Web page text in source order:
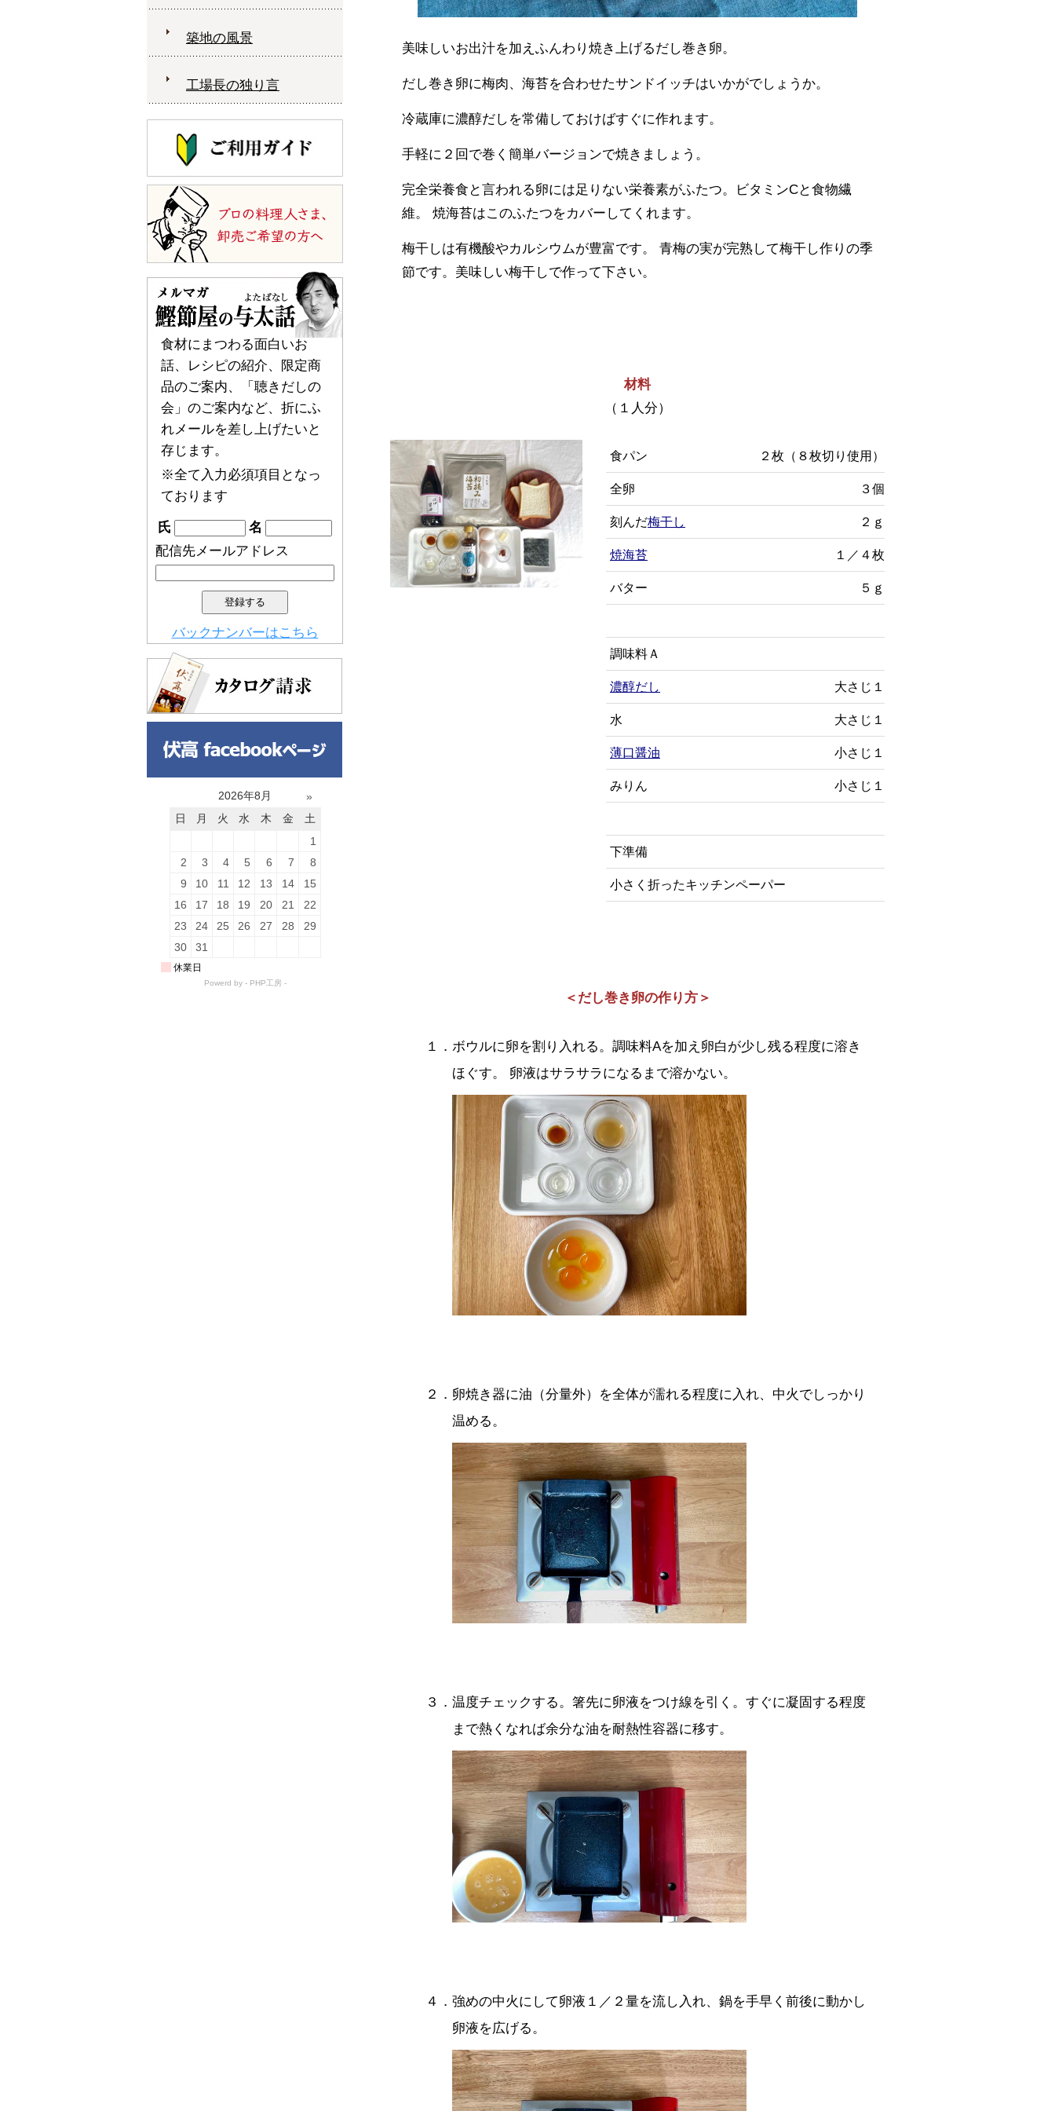
美味しいお出汁を加えふんわり焼き上げるだし巻き卵。
だし巻き卵に梅肉、海苔を合わせたサンドイッチはいかがでしょうか。
冷蔵庫に濃醇だしを常備しておけばすぐに作れます。
手軽に２回で巻く簡単バージョンで焼きましょう。
完全栄養食と言われる卵には足りない栄養素がふたつ。ビタミンCと食物繊
維。 焼海苔はこのふたつをカバーしてくれます。
梅干しは有機酸やカルシウムが豊富です。 青梅の実が完熟して梅干し作りの季
節です。美味しい梅干しで作って下さい。
材料
（１人分）
食パン ２枚（８枚切り使用）
全卵 ３個
刻んだ梅干し ２ｇ
焼海苔 １／４枚
バター ５ｇ
調味料Ａ
濃醇だし 大さじ１
水 大さじ１
薄口醤油 小さじ１
みりん 小さじ１
下準備
小さく折ったキッチンペーパー
＜だし巻き卵の作り方＞
１．ボウルに卵を割り入れる。調味料Aを加え卵白が少し残る程度に溶き
ほぐす。 卵液はサラサラになるまで溶かない。
２．卵焼き器に油（分量外）を全体が濡れる程度に入れ、中火でしっかり
温める。
３．温度チェックする。箸先に卵液をつけ線を引く。すぐに凝固する程度
まで熱くなれば余分な油を耐熱性容器に移す。
４．強めの中火にして卵液１／２量を流し入れ、鍋を手早く前後に動かし
卵液を広げる。
築地の風景
工場長の独り言
食材にまつわる面白いお
話、レシピの紹介、限定商
品のご案内、「聴きだしの
会」のご案内など、折にふ
れメールを差し上げたいと
存じます。
※全て入力必須項目となっ
ております
氏
名
配信先メールアドレス
バックナンバーはこちら